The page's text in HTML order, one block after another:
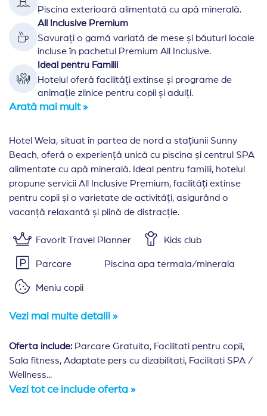
Hotel Wela, situat în partea de nord a stațiunii Sunny
Beach, oferă o experiență unică cu piscina și centrul SPA
alimentate cu apă minerală. Ideal pentru familii, hotelul
propune servicii All Inclusive Premium, facilități extinse
pentru copii și o varietate de activități, asigurând o
vacanță relaxantă și plină de distracție.
Favorit Travel Planner Kids club
Parcare Piscina apa termala/minerala
Meniu copii
Vezi mai multe detalii »
Oferta include:Parcare Gratuita, Facilitati pentru copii,
Sala fitness, Adaptate pers cu dizabilitati, Facilitati SPA /
Wellness...
Vezi tot ce include oferta »
Piscina exterioară alimentată cu apă minerală.
All Inclusive Premium
Savurați o gamă variată de mese și băuturi locale
incluse în pachetul Premium All Inclusive.
Ideal pentru Familii
Hotelul oferă facilități extinse și programe de
animație zilnice pentru copii și adulți.
Arată mai mult »